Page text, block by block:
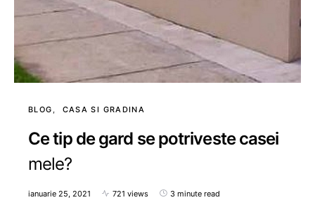
BLOG CASA SI GRADINA
Ce tip de gard se potriveste casei
mele?
ianuarie 25, 2021 721 views 3 minute read